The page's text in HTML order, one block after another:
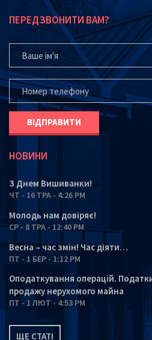
ПЕРЕДЗВОНИТИ ВАМ?
ВАШЕ ІМ'Я
ВАШ ТЕЛЕФОН*
НОВИНИ
З Днем Вишиванки!
ЧТ - 16 ТРА - 4:26 PM
Молодь нам довіряє!
СР - 8 ТРА - 12:40 PM
Весна – час змін! Час діяти…
ПТ - 1 БЕР - 1:12 PM
Оподаткування операцій.
продажу нерухомого майна
ПТ - 1 ЛЮТ - 4:53 PM
ЩЕ СТАТІ